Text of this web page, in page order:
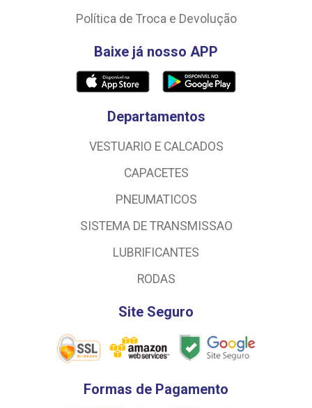
Política de Troca e Devolução
Baixe já nosso APP
Departamentos
VESTUARIO E CALCADOS
CAPACETES
PNEUMATICOS
SISTEMA DE TRANSMISSAO
LUBRIFICANTES
RODAS
Site Seguro
Formas de Pagamento